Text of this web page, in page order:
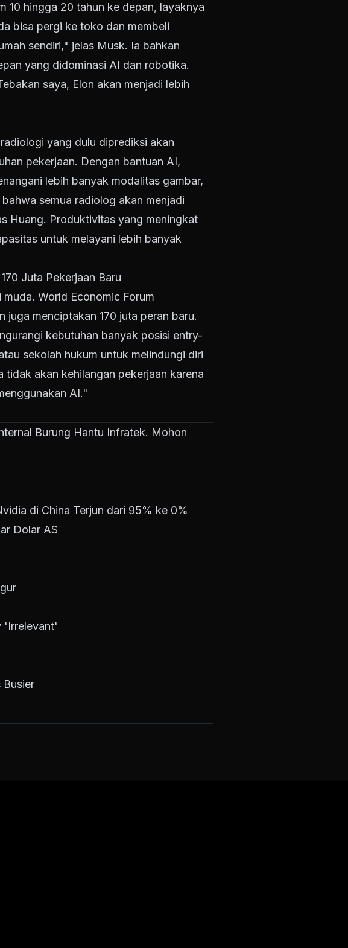
10 hingga 20 tahun ke depan, layaknya
bisa pergi ke toko dan membeli
sendiri," jelas Musk. Ia bahkan
yang didominasi AI dan robotika.
saya, Elon akan menjadi lebih
yang dulu diprediksi akan
pekerjaan. Dengan bantuan AI,
lebih banyak modalitas gambar,
semua radiolog akan menjadi
Huang. Produktivitas yang meningkat
untuk melayani lebih banyak
Juta Pekerjaan Baru
World Economic Forum
juga menciptakan 170 juta peran baru.
kebutuhan banyak posisi entry-
sekolah hukum untuk melindungi diri
akan kehilangan pekerjaan karena
AI."
Burung Hantu Infratek. Mohon
di China Terjun dari 95% ke 0%
Dolar AS
'Irrelevant'
Busier